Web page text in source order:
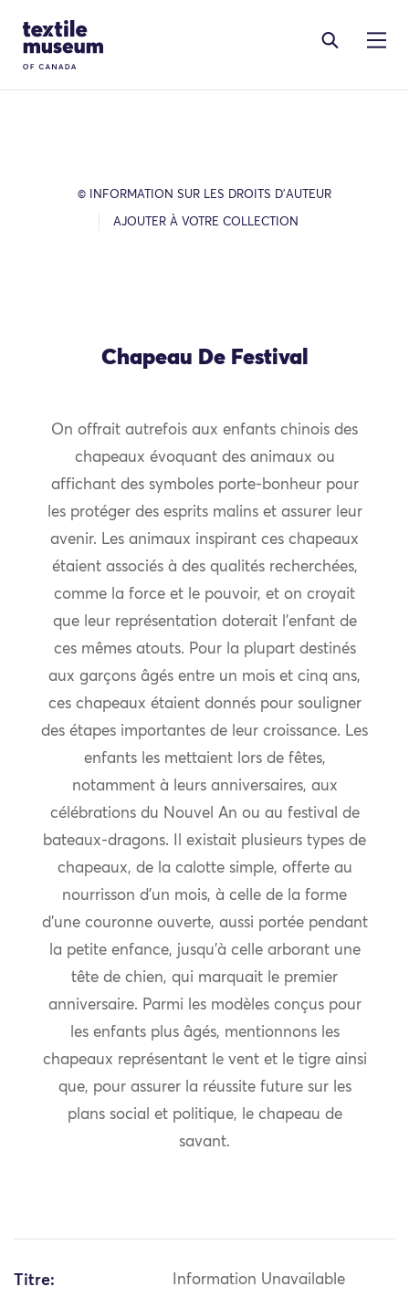
Site Logo
© INFORMATION SUR LES DROITS D’AUTEUR
AJOUTER À VOTRE COLLECTION
Chapeau De Festival
On offrait autrefois aux enfants chinois des
chapeaux évoquant des animaux ou
affichant des symboles porte-bonheur pour
les protéger des esprits malins et assurer leur
avenir. Les animaux inspirant ces chapeaux
étaient associés à des qualités recherchées,
comme la force et le pouvoir, et on croyait
que leur représentation doterait l’enfant de
ces mêmes atouts. Pour la plupart destinés
aux garçons âgés entre un mois et cinq ans,
ces chapeaux étaient donnés pour souligner
des étapes importantes de leur croissance. Les
enfants les mettaient lors de fêtes,
notamment à leurs anniversaires, aux
célébrations du Nouvel An ou au festival de
bateaux-dragons. Il existait plusieurs types de
chapeaux, de la calotte simple, offerte au
nourrisson d’un mois, à celle de la forme
d’une couronne ouverte, aussi portée pendant
la petite enfance, jusqu’à celle arborant une
tête de chien, qui marquait le premier
anniversaire. Parmi les modèles conçus pour
les enfants plus âgés, mentionnons les
chapeaux représentant le vent et le tigre ainsi
que, pour assurer la réussite future sur les
plans social et politique, le chapeau de
savant.
Titre: Information Unavailable